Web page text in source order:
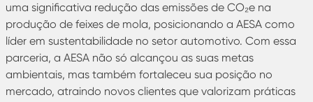
uma significativa redução das emissões de CO₂e na
produção de feixes de mola, posicionando a AESA como
líder em sustentabilidade no setor automotivo. Com essa
parceria, a AESA não só alcançou as suas metas
ambientais, mas também fortaleceu sua posição no
mercado, atraindo novos clientes que valorizam práticas